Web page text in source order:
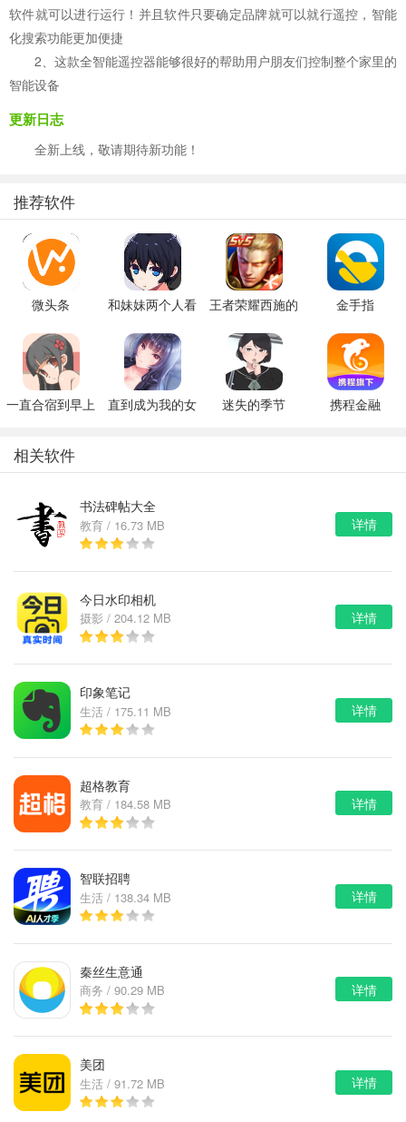
软件就可以进行运行！并且软件只要确定品牌就可以就行遥控，智能
化搜索功能更加便捷
2、这款全智能遥控器能够很好的帮助用户朋友们控制整个家里的
智能设备
更新日志
全新上线，敬请期待新功能！
推荐软件
微头条
和妹妹两个人看
王者荣耀西施的
金手指
一直合宿到早上
直到成为我的女
迷失的季节
携程金融
相关软件
书法碑帖大全
教育 / 16.73 MB 详情
今日水印相机
摄影 / 204.12 MB 详情
印象笔记
生活 / 175.11 MB 详情
超格教育
教育 / 184.58 MB 详情
智联招聘
生活 / 138.34 MB 详情
秦丝生意通
商务 / 90.29 MB 详情
美团
生活 / 91.72 MB 详情